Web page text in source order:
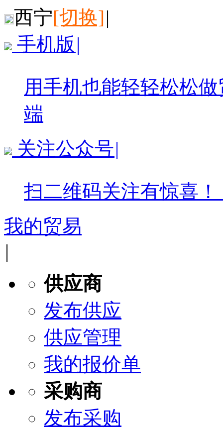
西宁[切换]|
手机版 |
用手机也能轻轻松松
端
关注公众号|
扫二维码关注有惊喜！
我的贸易
|
供应商
发布供应
供应管理
我的报价单
采购商
发布采购